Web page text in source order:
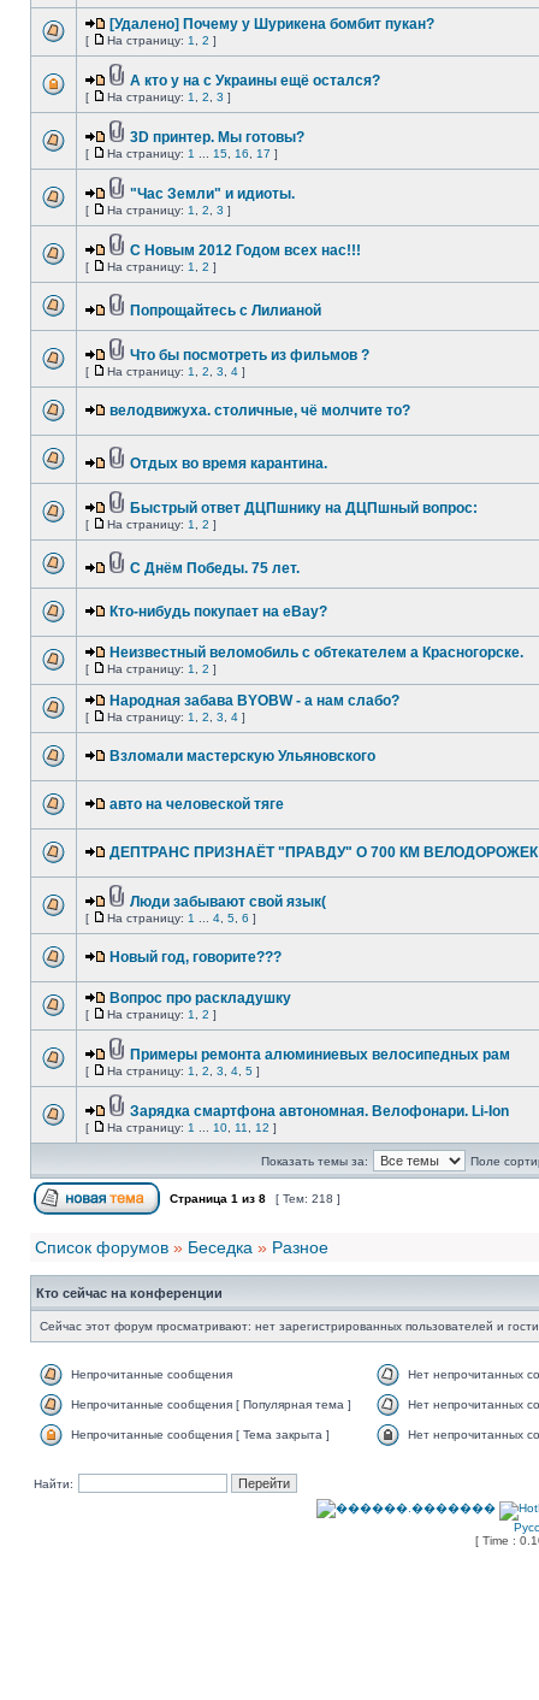
[Удалено] Почему у Шурикена бомбит пукан?
[ На страницу: 1 2 ]
А кто у на с Украины ещё остался?
[ На страницу: 1 2 3 ]
3D принтер. Мы готовы?
[ На страницу: 1 15 16 17 ]
"Час Земли" и идиоты.
[ На страницу: 1 2 3 ]
С Новым 2012 Годом всех нас!!!
[ На страницу: 1 2 ]
Попрощайтесь с Лилианой
Что бы посмотреть из фильмов ?
[ На страницу: 1 2 3 4 ]
велодвижуха. столичные, чё молчите то?
Отдых во время карантина.
Быстрый ответ ДЦПшнику на ДЦПшный вопрос:
[ На страницу: 1 2 ]
С Днём Победы. 75 лет.
Кто-нибудь покупает на eBay?
Неизвестный веломобиль с обтекателем а Красногорске.
[ На страницу: 1 2 ]
Народная забава BYOBW - а нам слабо?
[ На страницу: 1 2 3 4 ]
Взломали мастерскую Ульяновского
авто на человеской тяге
ДЕПТРАНС ПРИЗНАЁТ "ПРАВДУ" О 700 КМ ВЕЛОДОРОЖЕК
Люди забывают свой язык(
[ На страницу: 1 4 5 6 ]
Новый год, говорите???
Вопрос про раскладушку
[ На страницу: 1 2 ]
Примеры ремонта алюминиевых велосипедных рам
[ На страницу: 1 2 3 4 5 ]
Зарядка смартфона автономная. Велофонари. Li-Ion
[ На страницу: 1 10 11 12 ]
Показать темы за: Поле
Страница 1 из 8 [ Тем: 218 ]
Список форумов » Беседка » Разное
Кто сейчас на конференции
Сейчас этот форум просматривают: нет зарегистрированных пользователей и
Непрочитанные сообщения Нет непрочитанных
Непрочитанные сообщения [ Популярная тема ] Нет непрочитанных
Непрочитанные сообщения [ Тема закрыта ] Нет непрочитанных
Найти:
[ Time :